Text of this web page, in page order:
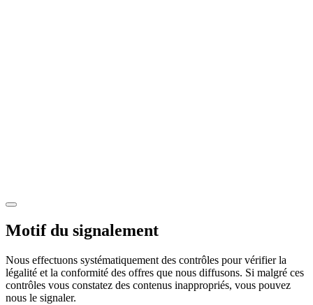
Motif du signalement
Nous effectuons systématiquement des contrôles pour vérifier la
légalité et la conformité des offres que nous diffusons. Si malgré ces
contrôles vous constatez des contenus inappropriés, vous pouvez
nous le signaler.